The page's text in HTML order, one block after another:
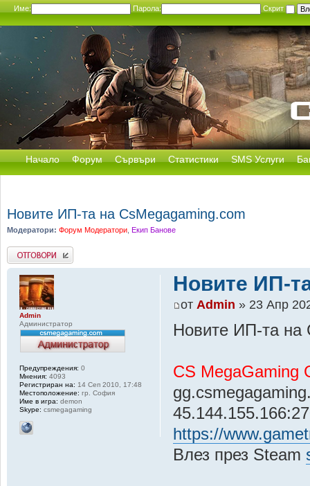
Име: Парола: Скрит
Начало Форум Сървъри Статистики SMS Услуги
Новите ИП-та на CsMegagaming.com
Модератори: Форум Модератори Екип Банове
Добави отговор
Новите ИП-
от Admin » 23 Апр
Новите ИП-та на
CS MegaGaming
https://
Влез през Steam
Admin
Администратор
Предупреждения: 0
Мнения: 4093
Регистриран на: 14 Сеп 2010, 17:48
Местоположение: гр. София
Име в игра: demon
Skype: csmegagaming